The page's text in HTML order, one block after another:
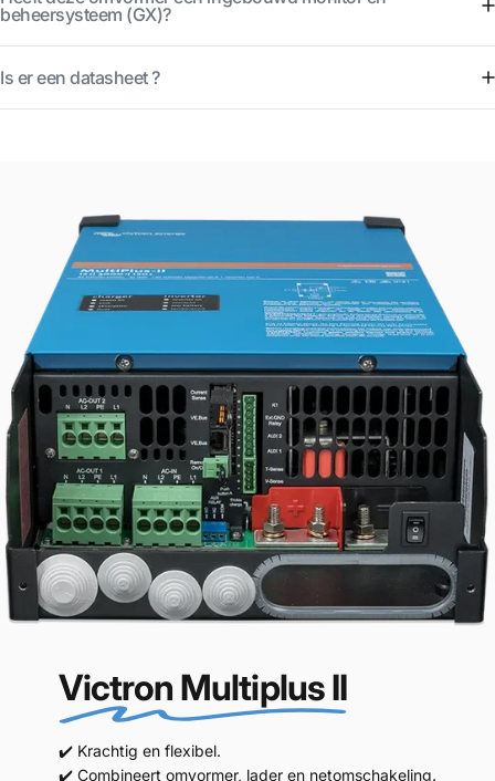
beheersysteem (GX)?
Is er een datasheet ?
Victron Multiplus II
✔️ Krachtig en flexibel.
✔️ Combineert omvormer, lader en netomschakeling.